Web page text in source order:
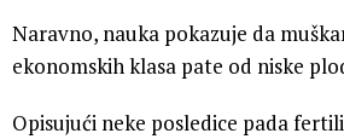
Naravno, nauka pokazuje da
ekonomskih klasa pate od niske
Opisujući neke posledice pada